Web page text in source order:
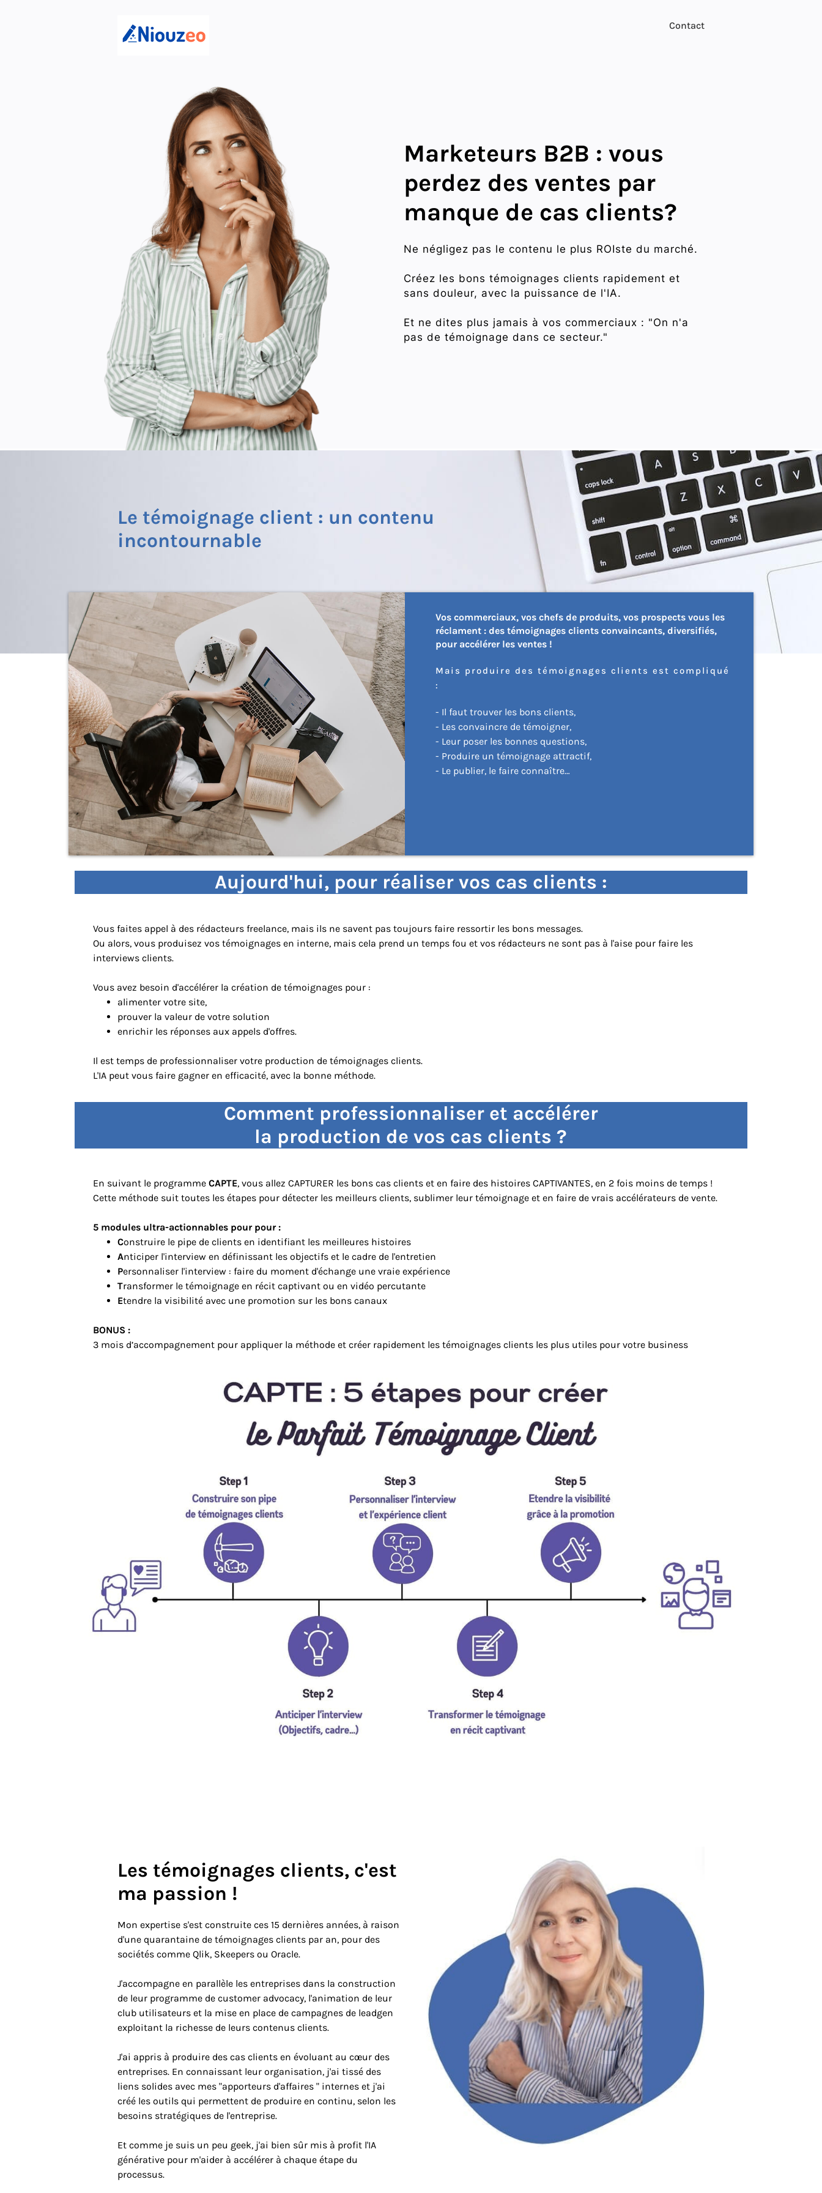
Contact
Marketeurs B2B : vous
perdez des ventes par
manque de cas clients?
Ne négligez pas le contenu le plus ROIste du marché.
Créez les bons témoignages clients rapidement et
sans douleur, avec la puissance de l'IA.
Et ne dites plus jamais à vos commerciaux : "On n'a
pas de témoignage dans ce secteur."
Le témoignage client : un contenu
incontournable
Vos commerciaux, vos chefs de produits, vos prospects vous les
réclament : des témoignages clients convaincants, diversifiés,
pour accélérer les ventes !
Mais produire des témoignages clients est compliqué
:
- Il faut trouver les bons clients,
- Les convaincre de témoigner,
- Leur poser les bonnes questions,
- Produire un témoignage attractif,
- Le publier, le faire connaître…
Aujourd'hui, pour réaliser vos cas clients :
Vous faites appel à des rédacteurs freelance, mais ils ne savent pas toujours faire ressortir les bons messages.
Ou alors, vous produisez vos témoignages en interne, mais cela prend un temps fou et vos rédacteurs ne sont pas à l'aise pour faire les
interviews clients.
Vous avez besoin d'accélérer la création de témoignages pour :
alimenter votre site,
prouver la valeur de votre solution
enrichir les réponses aux appels d'offres.
Il est temps de professionnaliser votre production de témoignages clients.
L'IA peut vous faire gagner en efficacité, avec la bonne méthode.
Comment professionnaliser et accélérer
la production de vos cas clients ?
En suivant le programme CAPTE, vous allez CAPTURER les bons cas clients et en faire des histoires CAPTIVANTES, en 2 fois moins de temps !
Cette méthode suit toutes les étapes pour détecter les meilleurs clients, sublimer leur témoignage et en faire de vrais accélérateurs de vente.
5 modules ultra-actionnables pour pour :
Construire le pipe de clients en identifiant les meilleures histoires
Anticiper l'interview en définissant les objectifs et le cadre de l'entretien
Personnaliser l'interview : faire du moment d'échange une vraie expérience
Transformer le témoignage en récit captivant ou en vidéo percutante
Etendre la visibilité avec une promotion sur les bons canaux
BONUS :
3 mois d’accompagnement pour appliquer la méthode et créer rapidement les témoignages clients les plus utiles pour votre business
Les témoignages clients, c'est
ma passion !
Mon expertise s'est construite ces 15 dernières années, à raison
d'une quarantaine de témoignages clients par an, pour des
sociétés comme Qlik, Skeepers ou Oracle.
J'accompagne en parallèle les entreprises dans la construction
de leur programme de customer advocacy, l'animation de leur
club utilisateurs et la mise en place de campagnes de leadgen
exploitant la richesse de leurs contenus clients.
J'ai appris à produire des cas clients en évoluant au cœur des
entreprises. En connaissant leur organisation, j'ai tissé des
liens solides avec mes "apporteurs d'affaires " internes et j'ai
créé les outils qui permettent de produire en continu, selon les
besoins stratégiques de l'entreprise.
Et comme je suis un peu geek, j'ai bien sûr mis à profit l'IA
générative pour m'aider à accélérer à chaque étape du
processus.